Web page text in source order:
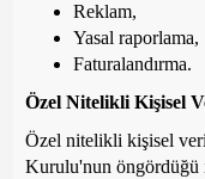
Reklam,
Yasal raporlama,
Faturalandırma.
Özel Nitelikli Kişisel
Özel nitelikli kişisel
Kurulu'nun öngördüğü